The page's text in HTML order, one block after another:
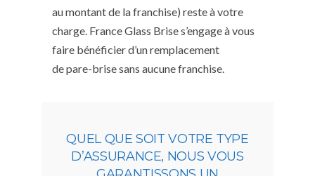
au montant de la franchise) reste à votre
charge. France Glass Brise s’engage à vous
faire bénéficier d’un remplacement
de pare-brise sans aucune franchise.
QUEL QUE SOIT VOTRE TYPE
D’ASSURANCE, NOUS VOUS